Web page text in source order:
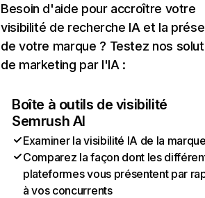
Besoin d'aide pour accroître votre
visibilité de recherche IA et la
de votre marque ? Testez nos
de marketing par l'IA :
Boîte à outils de visibilité
Semrush AI
Examiner la visibilité IA de la
Comparez la façon dont les
plateformes vous présentent par
à vos concurrents